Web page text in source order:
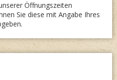
Öffnungszeiten
Sie diese mit Angabe Ihres